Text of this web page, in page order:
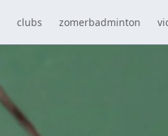
clubs zomerbadminton